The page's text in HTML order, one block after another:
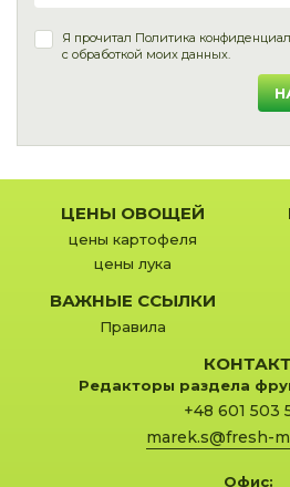
Я прочитал Политика
с обработкой моих данных.
ЦЕНЫ ОВОЩЕЙ
цены картофеля
цены лука
ВАЖНЫЕ ССЫЛКИ
Правила
КОНТАКТ
Редакторы раздела
+48 601 503
marek.s@fresh-
Офис: